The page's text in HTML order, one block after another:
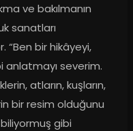
ve bakılmanın
sanatları
“Ben bir hikâyeyi,
severim.
atların, kuşların,
bir resim olduğunu
biliyormuş gibi